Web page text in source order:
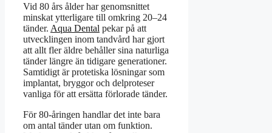
Vid 80 års ålder har genomsnittet
minskat ytterligare till omkring 20–24
tänder. Aqua Dental pekar på att
utvecklingen inom tandvård har gjort
att allt fler äldre behåller sina naturliga
tänder längre än tidigare generationer.
Samtidigt är protetiska lösningar som
implantat, bryggor och delproteser
vanliga för att ersätta förlorade tänder.
För 80-åringen handlar det inte bara
om antal tänder utan om funktion.